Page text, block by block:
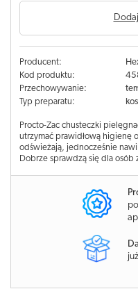
Producent:
Kod produktu:
Przechowywanie:
Typ preparatu:
Procto-Zac chusteczki
utrzymać prawidłową higienę
odświeżają, jednocześnie
Dobrze sprawdzą się dla